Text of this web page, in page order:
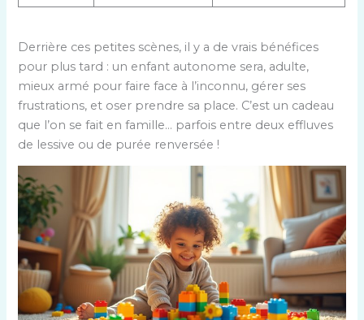
Derrière ces petites scènes, il y a de vrais bénéfices
pour plus tard : un enfant autonome sera, adulte,
mieux armé pour faire face à l’inconnu, gérer ses
frustrations, et oser prendre sa place. C’est un cadeau
que l’on se fait en famille… parfois entre deux effluves
de lessive ou de purée renversée !